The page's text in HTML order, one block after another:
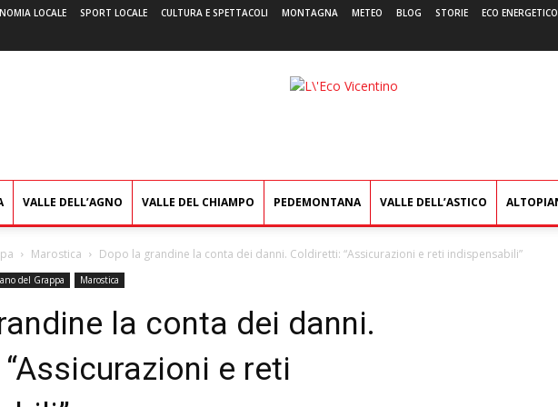
LOCALE SPORT LOCALE CULTURA E SPETTACOLI MONTAGNA METEO BLOG STORIE ECO ENERGETICO
L'Eco
VALLE DELL’AGNO VALLE DEL CHIAMPO PEDEMONTANA VALLE DELL’ASTICO
Marostica Dopo la grandine la conta dei danni. Coldiretti: “Assicurazioni e reti indispensabili”
del Grappa Marostica
la conta dei danni.
e reti